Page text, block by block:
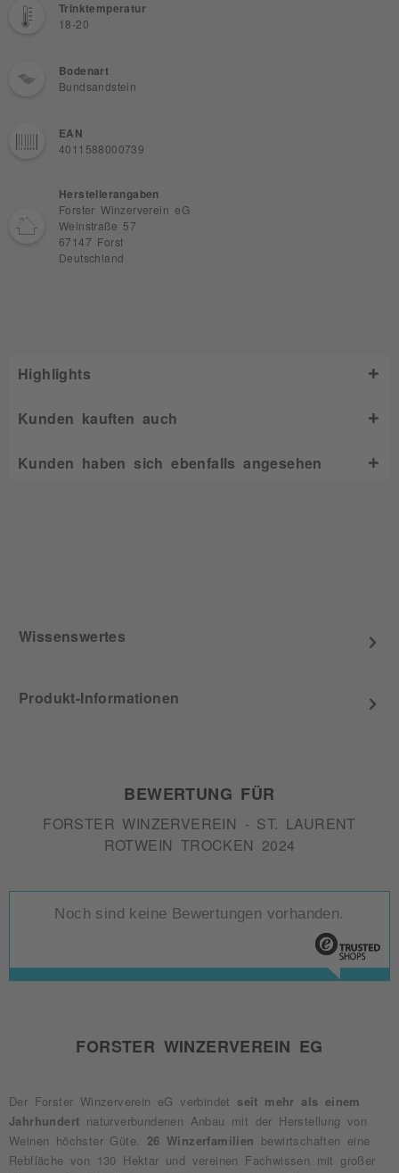
Trinktemperatur
18-20
Bodenart
Bundsandstein
EAN
4011588000739
Herstellerangaben
Forster Winzerverein eG
Weinstraße 57
67147 Forst
Deutschland
Highlights
Kunden kauften auch
Kunden haben sich ebenfalls angesehen
Wissenswertes
Produkt-Informationen
BEWERTUNG FÜR
FORSTER WINZERVEREIN - ST. LAURENT
ROTWEIN TROCKEN 2024
Noch sind keine Bewertungen vorhanden.
FORSTER WINZERVEREIN EG
Der Forster Winzerverein eG verbindet seit mehr als einem
Jahrhundert naturverbundenen Anbau mit der Herstellung von
Weinen höchster Güte. 26 Winzerfamilien
bewirtschaften eine
Rebfläche von 130 Hektar und vereinen Fachwissen mit großer